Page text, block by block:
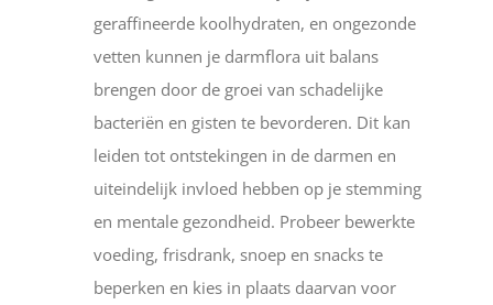
geraffineerde koolhydraten, en ongezonde
vetten kunnen je darmflora uit balans
brengen door de groei van schadelijke
bacteriën en gisten te bevorderen. Dit kan
leiden tot ontstekingen in de darmen en
uiteindelijk invloed hebben op je stemming
en mentale gezondheid. Probeer bewerkte
voeding, frisdrank, snoep en snacks te
beperken en kies in plaats daarvan voor